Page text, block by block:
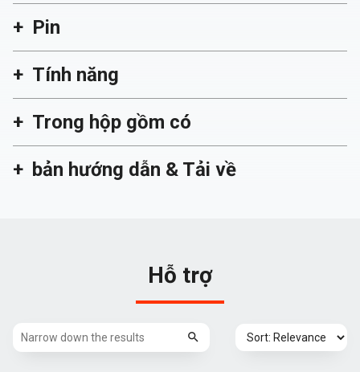
Pin
Tính năng
Trong hộp gồm có
bản hướng dẫn & Tải về
Hỗ trợ